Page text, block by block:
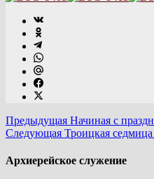
Предыдущая Начиная с
Следующая Троицкая
Архиерейское служение